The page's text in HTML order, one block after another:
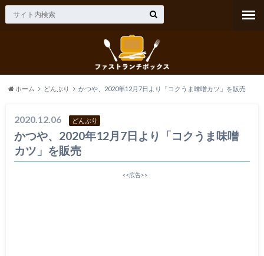
ホーム どんぶり かつや、2020年12月7日より「コクうま味噌カツ」を販売
2020.12.06 どんぶり
かつや、2020年12月7日より「コクうま味噌
カツ」を販売
<<広告>>